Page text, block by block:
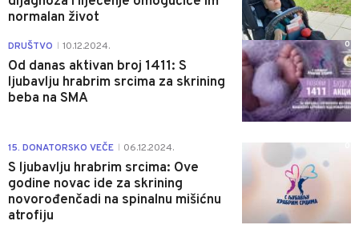
normalan život
DRUŠTVO 10.12.2024.
Od danas aktivan broj 1411: S
ljubavlju hrabrim srcima za skrining
beba na SMA
0
15. DONATORSKO VEČE 06.12.2024.
S ljubavlju hrabrim srcima: Ove
godine novac ide za skrining
novorođenčadi na spinalnu mišićnu
atrofiju